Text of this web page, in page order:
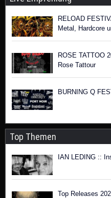
RELOAD
Metal, Hardcore
ROSE TATTOO
Rose Tattour
BURNING Q
Top Themen
IAN LEDING ::
Top Releases